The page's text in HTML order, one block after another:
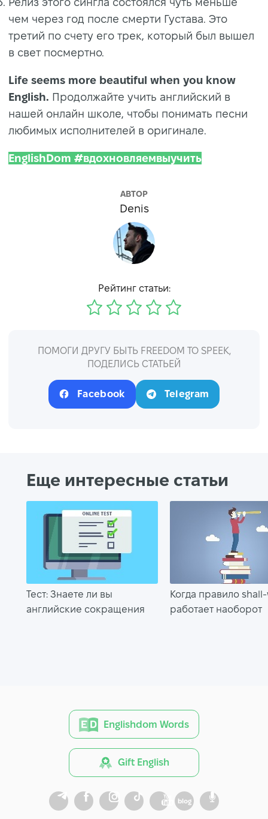
чем через год после смерти Густава. Это
третий по счету его трек, который был вышел
в свет посмертно.
Life seems more beautiful when you know
English. Продолжайте учить английский в
нашей онлайн школе, чтобы понимать песни
любимых исполнителей в оригинале.
EnglishDom #вдохновляемвыучить
АВТОР
Denis
Рейтинг статьи:
ПОМОГИ ДРУГУ БЫТЬ FREEDOM TO SPEEK,
ПОДЕЛИСЬ СТАТЬЕЙ
Facebook Telegram
Еще интересные статьи
Тест: Знаете ли вы
английские сокращения
Когда правило
работает наоборот
Englishdom Words
Gift English
blog